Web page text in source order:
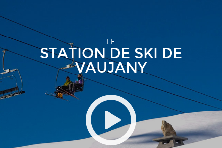
LE
STATION DE SKI DE
VAUJANY